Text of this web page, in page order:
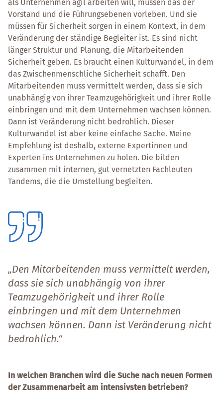
als Unternehmen agil arbeiten will, müssen das der
Vorstand und die Führungsebenen vorleben. Und sie
müssen für Sicherheit sorgen in einem Kontext, in dem
Veränderung der ständige Begleiter ist. Es sind nicht
länger Struktur und Planung, die Mitarbeitenden
Sicherheit geben. Es braucht einen Kulturwandel, in dem
das Zwischenmenschliche Sicherheit schafft. Den
Mitarbeitenden muss vermittelt werden, dass sie sich
unabhängig von ihrer Teamzugehörigkeit und ihrer Rolle
einbringen und mit dem Unternehmen wachsen können.
Dann ist Veränderung nicht bedrohlich. Dieser
Kulturwandel ist aber keine einfache Sache. Meine
Empfehlung ist deshalb, externe Expertinnen und
Experten ins Unternehmen zu holen. Die bilden
zusammen mit internen, gut vernetzten Fachleuten
Tandems, die die Umstellung begleiten.
„Den Mitarbeitenden muss vermittelt werden,
dass sie sich unabhängig von ihrer
Teamzugehörigkeit und ihrer Rolle
einbringen und mit dem Unternehmen
wachsen können. Dann ist Veränderung nicht
bedrohlich.“
In welchen Branchen wird die Suche nach neuen Formen
der Zusammenarbeit am intensivsten betrieben?